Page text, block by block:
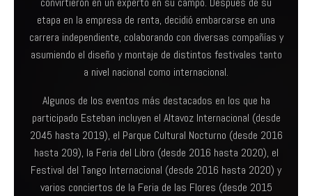
etapa en la empresa de renta, decidió embarcarse en una
carrera independiente, colaborando con diversas compañías y
asumiendo el diseño y montaje de distintos festivales tanto
a nivel nacional como internacional.
Algunos de los eventos más destacados en los que ha
participado Esteban incluyen el Altavoz Internacional (desde
2045 hasta 2019), el Parque Cultural Nocturno (desde 2016
hasta 209), la Feria del Libro (desde 2016 hasta 2020), el
Festival del Tango Internacional (desde 2016 hasta 2020) y
varios conciertos de la Feria de las Flores (desde 2015